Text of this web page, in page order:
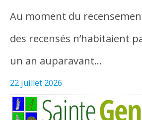
Au moment du
des recensés n’habitaient
un an auparavant…
22 juillet 2026